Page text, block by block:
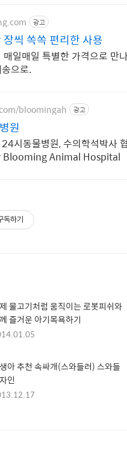
광고
씩 쏙쏙 편리한 사용
일매일 특별한 가격으로 만
으로.
bloomingah 광고
원
시동물병원, 수의학석박사
Blooming Animal Hospital
독하기
물고기처럼 움직이는 로봇피쉬와
즐거운 아기목욕하기
아 추천 속싸개(스와들러) 스와들
인